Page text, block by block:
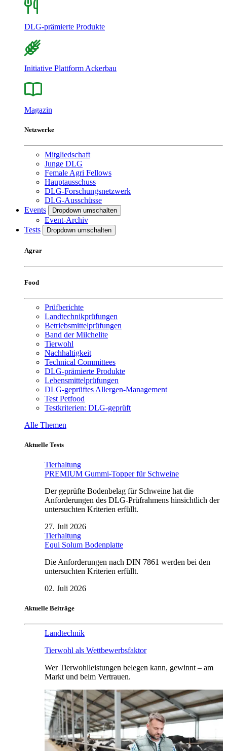
DLG-prämierte Produkte
Initiative Plattform Ackerbau
Magazin
Netzwerke
Mitgliedschaft
Junge DLG
Female Agri Fellows
Hauptausschuss
DLG-Forschungsnetzwerk
DLG-Ausschüsse
Events
Dropdown umschalten
Event-Archiv
Tests
Dropdown umschalten
Agrar
Food
Prüfberichte
Landtechnikprüfungen
Betriebsmittelprüfungen
Band der Milchelite
Tierwohl
Nachhaltigkeit
Technical Committees
DLG-prämierte Produkte
Lebensmittelprüfungen
DLG-geprüftes Allergen-Management
Test Petfood
Testkriterien: DLG-geprüft
Alle Themen
Aktuelle Tests
Tierhaltung
PREMIUM Gummi-Topper für Schweine
Der geprüfte Bodenbelag für Schweine hat die
Anforderungen des DLG-Prüfrahmens hinsichtlich der
untersuchten Kriterien erfüllt.
27. Juli 2026
Tierhaltung
Equi Solum Bodenplatte
Die Anforderungen nach DIN 7861 werden bei den
untersuchten Kriterien erfüllt.
02. Juli 2026
Aktuelle Beiträge
Landtechnik
Tierwohl als Wettbewerbsfaktor
Wer Tierwohlleistungen belegen kann, gewinnt – am
Markt und beim Vertrauen.